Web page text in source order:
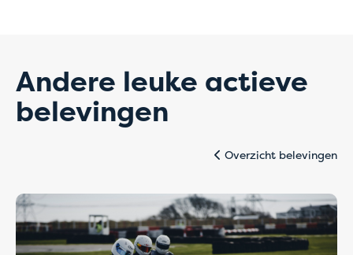
Andere leuke actieve
belevingen
Overzicht belevingen